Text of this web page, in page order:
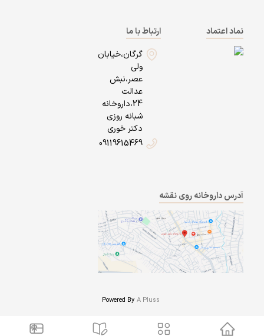
نماد اعتماد
ارتباط با ما
گرگان،خیابان
ولی
عصر،نبش
عدالت
24،داروخانه
شبانه روزی
دکتر خوری
09119615469
آدرس داروخانه روی نقشه
A Pluss
Powered By